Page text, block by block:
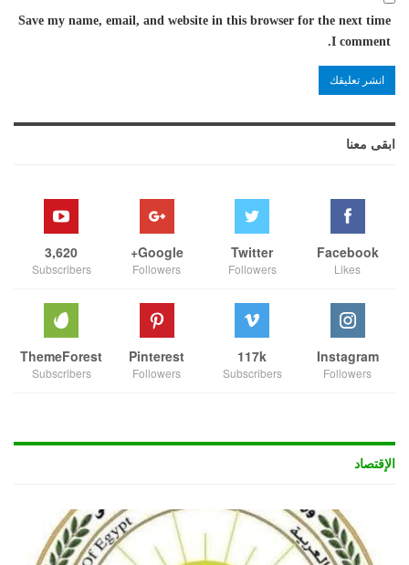
Save my name, email, and website in this browser for the next time
I comment.
ابقى معنا
Facebook
Likes
Twitter
Followers
Google+
Followers
3,620
Subscribers
Instagram
Followers
117k
Subscribers
Pinterest
Followers
ThemeForest
Subscribers
الإقتصاد